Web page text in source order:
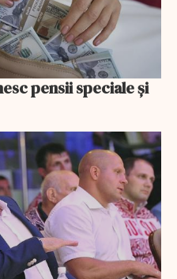
pensii speciale și